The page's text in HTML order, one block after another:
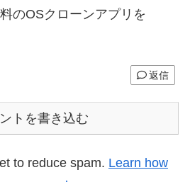
のOSクローンアプリを
返信
トを書き込む
to reduce spam. Learn how